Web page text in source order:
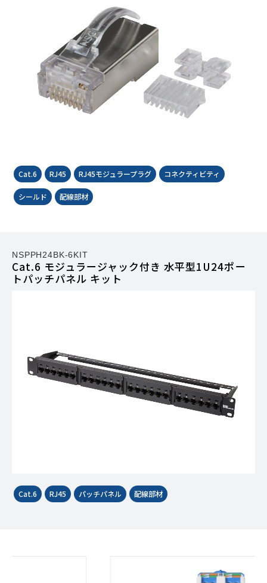
Cat.6 RJ45 RJ45モジュラープラグ コネクティビティ
シールド 配線部材
NSPPH24BK-6KIT
Cat.6 モジュラージャック付き 水平型1U24ポー
トパッチパネル キット
Cat.6 RJ45 パッチパネル 配線部材